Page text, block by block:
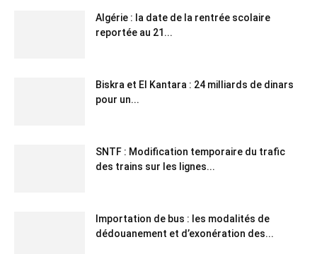
Algérie : la date de la rentrée scolaire
reportée au 21...
Biskra et El Kantara : 24 milliards de dinars
pour un...
SNTF : Modification temporaire du trafic
des trains sur les lignes...
Importation de bus : les modalités de
dédouanement et d’exonération des...